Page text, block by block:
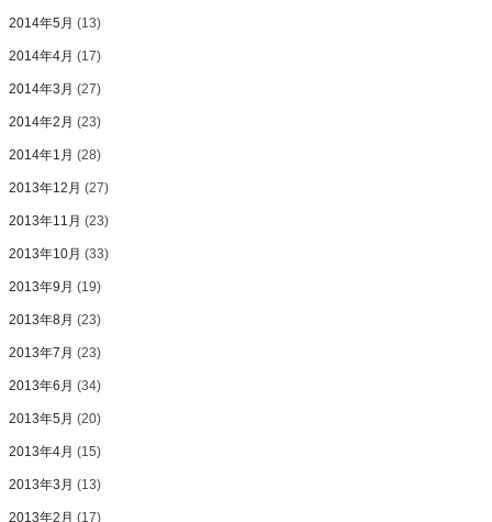
2014年5月 (13)
2014年4月 (17)
2014年3月 (27)
2014年2月 (23)
2014年1月 (28)
2013年12月 (27)
2013年11月 (23)
2013年10月 (33)
2013年9月 (19)
2013年8月 (23)
2013年7月 (23)
2013年6月 (34)
2013年5月 (20)
2013年4月 (15)
2013年3月 (13)
2013年2月 (17)